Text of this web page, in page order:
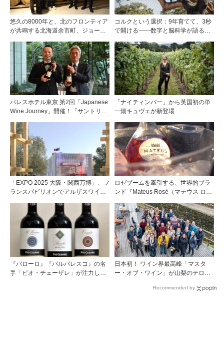
悠久の8000年と、北のフロンティア
が共鳴する北海道余市町、ジョージ
コルクという選択：9年育てて、3秒
で開ける——数字と脳科学が語る栓
パレスホテル東京 第2回「Japanese
Wine Journey」開催！「サントリー
インメーカー 篠田 健太郎氏が来場
「ナイティンバー」から英国初の単
一畑キュヴェが新登場
「EXPO 2025 大阪・関西万博」、フ
ランスパビリオンでアルザスワイン
ロゼブームを牽引する、世界的ブラ
ンド『Mateus Rosé（マテウス ロ
『バローロ』『バルバレスコ』の名
手「ピオ・チェーザレ」が注力し
日本初！ ワイン界最高峰「マスタ
ー・オブ・ワイン」が山梨のテロワ
Recommended by